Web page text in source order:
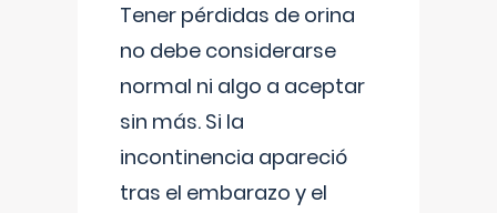
Tener pérdidas de orina
no debe considerarse
normal ni algo a aceptar
sin más. Si la
incontinencia apareció
tras el embarazo y el